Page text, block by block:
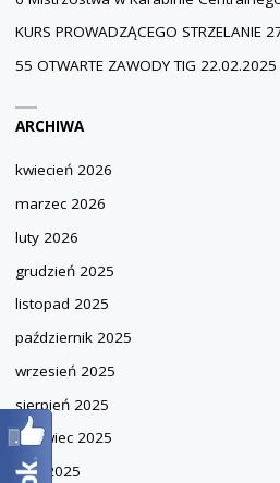
KURS PROWADZĄCEGO STRZELANIE
55 OTWARTE ZAWODY TIG 22.02.2025
ARCHIWA
kwiecień 2026
marzec 2026
luty 2026
grudzień 2025
listopad 2025
październik 2025
wrzesień 2025
sierpień 2025
czerwiec 2025
maj 2025